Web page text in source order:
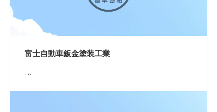
富士自動車鈑金塗装工業
…